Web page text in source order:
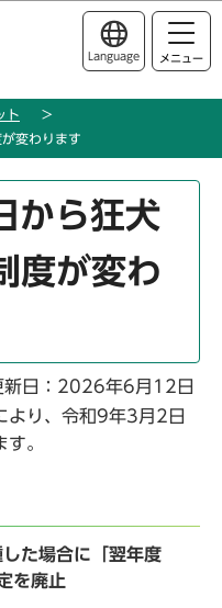
へ移動
Language メニュー
ト
変わります
から狂犬
度が変わ
新日：2026年6月12日
より、令和9年3月2日
。
た場合に「翌年度
を廃止